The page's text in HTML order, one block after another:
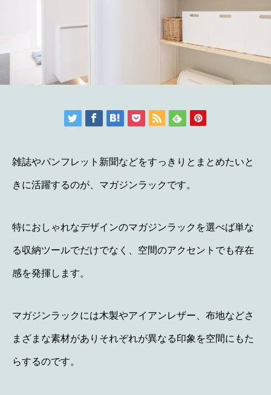
雑誌やパンフレット新聞などをすっきりとまとめたいと
きに活躍するのが、マガジンラックです。
特におしゃれなデザインのマガジンラックを選べば単な
る収納ツールでだけでなく、空間のアクセントでも存在
感を発揮します。
マガジンラックには木製やアイアンレザー、布地などさ
まざまな素材がありそれぞれが異なる印象を空間にもた
らするのです。